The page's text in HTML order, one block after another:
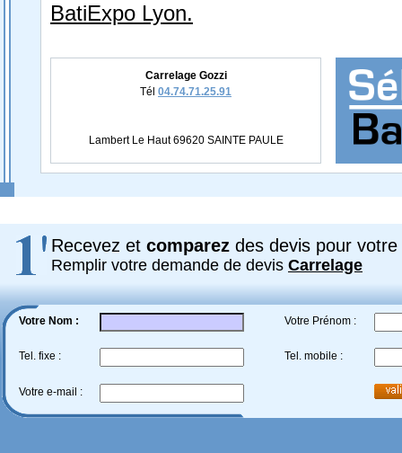
BatiExpo Lyon.
Carrelage Gozzi
Tél 04.74.71.25.91
Lambert Le Haut 69620 SAINTE PAULE
Recevez et comparez des devis pour votre
Remplir votre demande de devis Carrelage
Votre Nom : Votre Prénom :
Tel. fixe : Tel. mobile :
Votre e-mail :